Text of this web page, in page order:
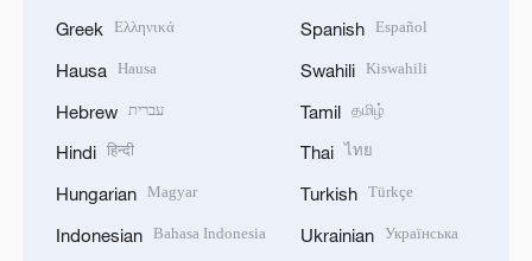
Greek Ελληνικά
Hausa Hausa
Hebrew עברית
Hindi हिन्दी
Hungarian Magyar
Indonesian Bahasa Indonesia
Spanish Español
Swahili Kiswahili
Tamil தமிழ்
Thai ไทย
Turkish Türkçe
Ukrainian Українська